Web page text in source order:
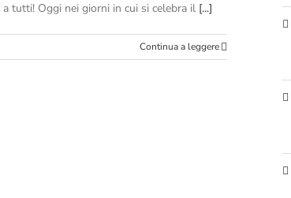
tutti! Oggi nei giorni in cui si celebra il [...]
Continua a leggere